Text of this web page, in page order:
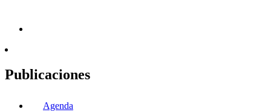
Publicaciones
Agenda